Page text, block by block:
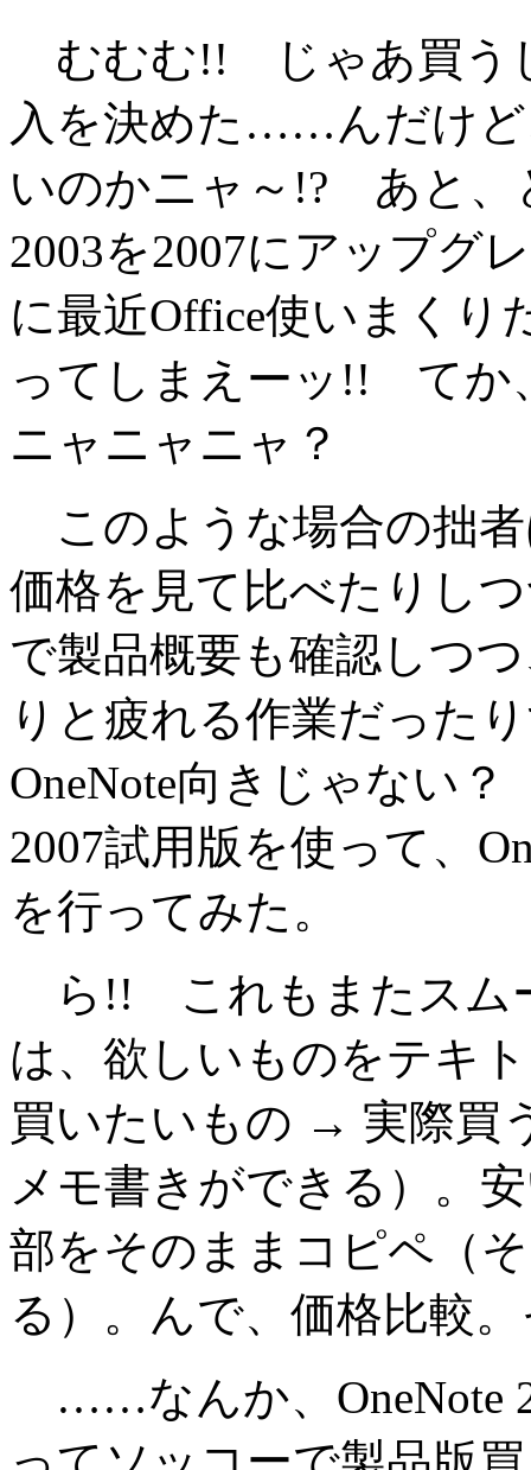
むむむ!! じゃあ買う
入を決めた……んだけど
いのかニャ～!? あと、
2003を2007にアップ
に最近Office使いまくり
ってしまえーッ!! てか
ニャニャニャ？
このような場合の拙
価格を見て比べたりし
で製品概要も確認しつ
りと疲れる作業だった
OneNote向きじゃない
2007試用版を使って、
を行ってみた。
ら!! これもまたスム
は、欲しいものをテキ
買いたいもの → 実際買
メモ書きができる）。
部をそのままコピペ（
る）。んで、価格比較
……なんか、OneNote